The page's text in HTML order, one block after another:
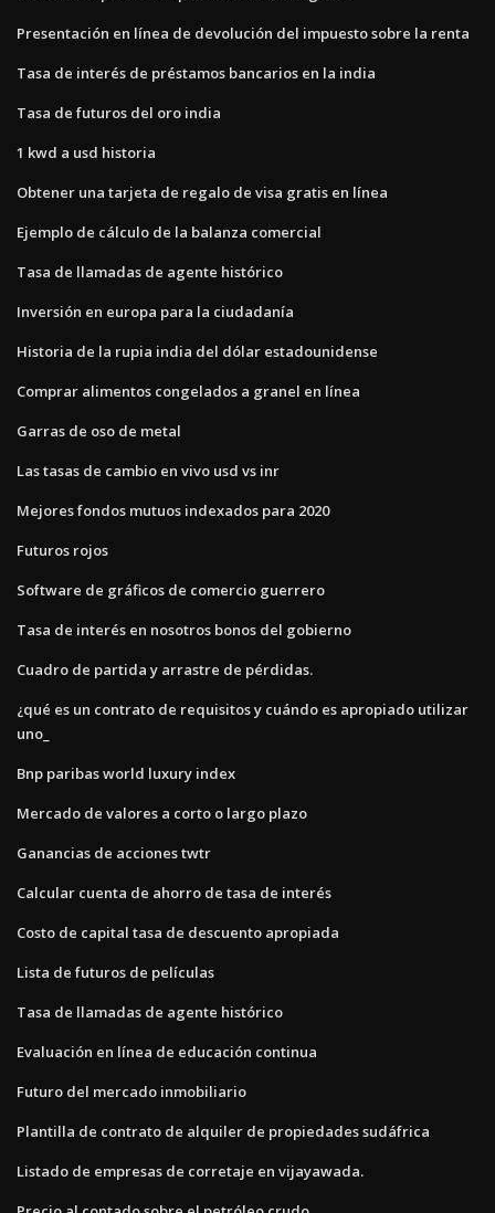
Presentación en línea de devolución del impuesto sobre la renta
Tasa de interés de préstamos bancarios en la india
Tasa de futuros del oro india
1 kwd a usd historia
Obtener una tarjeta de regalo de visa gratis en línea
Ejemplo de cálculo de la balanza comercial
Tasa de llamadas de agente histórico
Inversión en europa para la ciudadanía
Historia de la rupia india del dólar estadounidense
Comprar alimentos congelados a granel en línea
Garras de oso de metal
Las tasas de cambio en vivo usd vs inr
Mejores fondos mutuos indexados para 2020
Futuros rojos
Software de gráficos de comercio guerrero
Tasa de interés en nosotros bonos del gobierno
Cuadro de partida y arrastre de pérdidas.
¿qué es un contrato de requisitos y cuándo es apropiado utilizar
uno_
Bnp paribas world luxury index
Mercado de valores a corto o largo plazo
Ganancias de acciones twtr
Calcular cuenta de ahorro de tasa de interés
Costo de capital tasa de descuento apropiada
Lista de futuros de películas
Tasa de llamadas de agente histórico
Evaluación en línea de educación continua
Futuro del mercado inmobiliario
Plantilla de contrato de alquiler de propiedades sudáfrica
Listado de empresas de corretaje en vijayawada.